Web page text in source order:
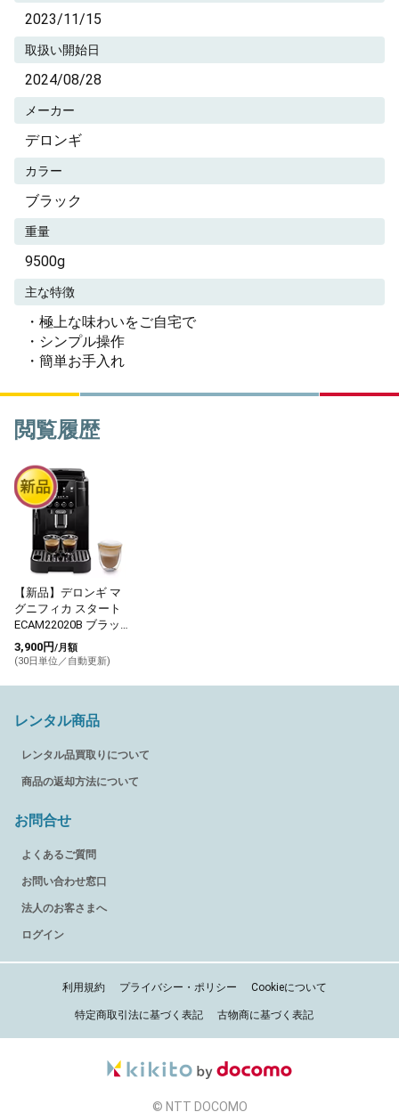
2023/11/15
取扱い開始日
2024/08/28
メーカー
デロンギ
カラー
ブラック
重量
9500g
主な特徴
・極上な味わいをご自宅で
・シンプル操作
・簡単お手入れ
閲覧履歴
【新品】デロンギ マ
グニフィカ スタート
ECAM22020B ブラッ
ク
3,900円/月額
(30日単位／自動更新)
レンタル商品
レンタル品買取りについて
商品の返却方法について
お問合せ
よくあるご質問
お問い合わせ窓口
法人のお客さまへ
ログイン
利用規約 プライバシー・ポリシー Cookieについて
特定商取引法に基づく表記 古物商に基づく表記
© NTT DOCOMO